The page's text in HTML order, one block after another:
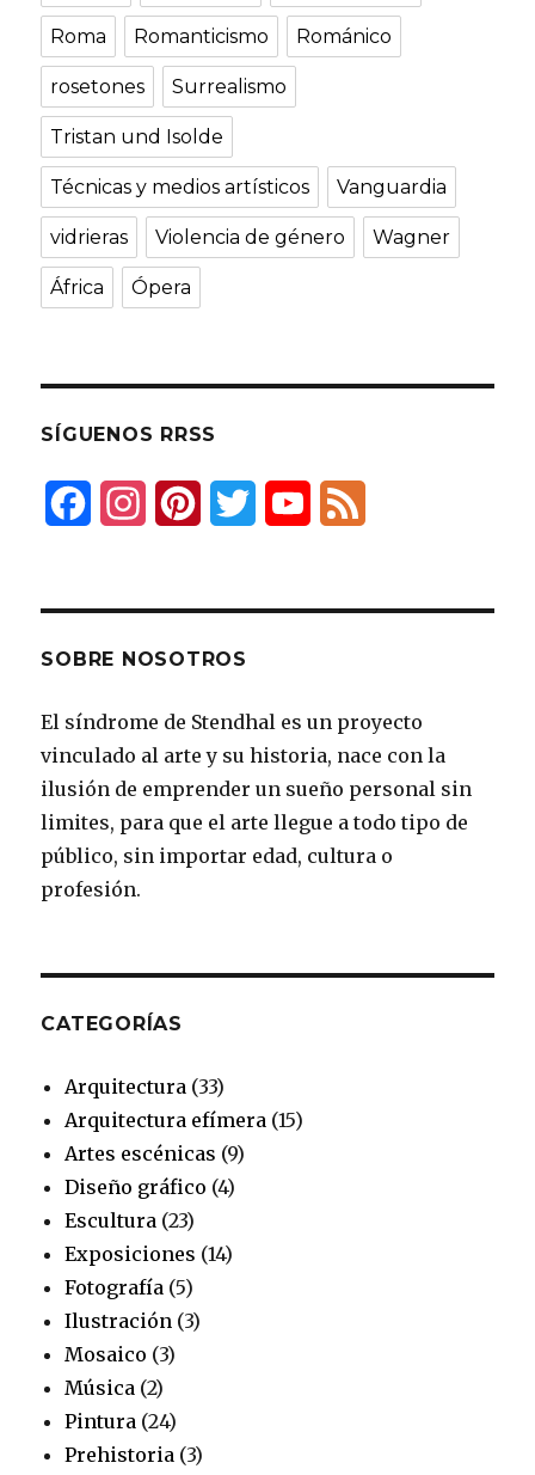
Roma Romanticismo Románico
rosetones Surrealismo
Tristan und Isolde
Técnicas y medios artísticos Vanguardia
vidrieras Violencia de género Wagner
África Ópera
SÍGUENOS RRSS
o
o
k
g
a
m
r
s
t
e
b
SOBRE NOSOTROS
El síndrome de Stendhal es un proyecto
vinculado al arte y su historia, nace con la
ilusión de emprender un sueño personal sin
limites, para que el arte llegue a todo tipo de
público, sin importar edad, cultura o
profesión.
CATEGORÍAS
Arquitectura (33)
Arquitectura efímera (15)
Artes escénicas (9)
Diseño gráfico (4)
Escultura (23)
Exposiciones (14)
Fotografía (5)
Ilustración (3)
Mosaico (3)
Música (2)
Pintura (24)
Prehistoria (3)